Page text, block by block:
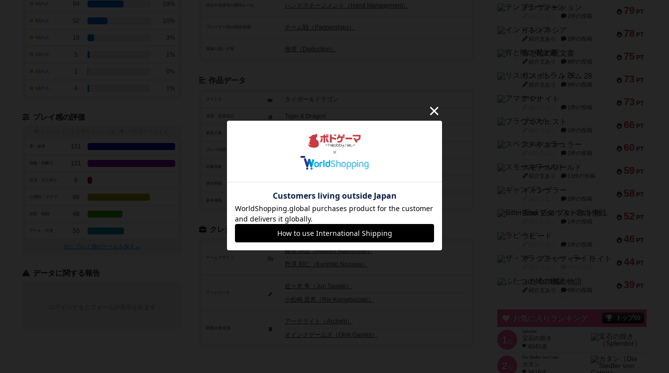
ハンドマネージメント（Hand Management）
プレイヤー間の関係/状態 チーム戦（Partnerships）
推理（Deduction）
作品データ
タイトル タイガー＆ドラゴン
Tiger & Dragon
参加人数
8歳から
2021年～
参考価格 3,850円
クレジット
ゲームデザイン
橋本 淳志（Atsushi Hashimoto）
野澤 邦仁（Kunihito Nozawa）
アートワーク
佐々木 隼（Jun Sasaki）
小松崎 里恵（Rie Komatsuzaki）
アークライト（Arclight）
オインクゲームズ（Oink Games）
94 19%
52 10%
16 3%
5 1%
1 0%
4 1%
プレイ感の評価
※
121
戦略・判断力 121
6
86
48
アート・外見 50
似たプレイ感のゲームを探す→
データに関する報告
79 PT
テンプテーション
2件の投稿
78 PT
インドネシア
紹介文あり 2件の投稿
75 PT
宵と暁の呪文書
紹介文あり 8件の投稿
73 PT
リスボン・トラム 28
紹介文あり 9件の投稿
73 PT
アマナイト
1件の投稿
66 PT
ブラヴェスト
1件の投稿
60 PT
スペクタキュラー
1件の投稿
59 PT
スモールワールド
紹介文あり 13件の投稿
58 PT
ギャンブラー
2件の投稿
52 PT
Bitter End ブタペスト救出作戦
1件の投稿
46 PT
ラピード
1件の投稿
44 PT
ザ・フラッフィー・ライト
39 PT
ふたつの城の物語
紹介文あり 6件の投稿
お気に入りランキング トップ50
1 位
宝石の煌き
4040名
2 位
Die Siedler von Catan
カタン